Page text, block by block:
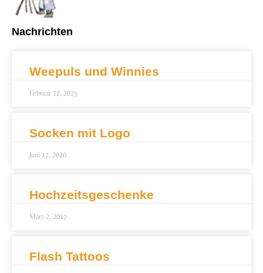
Nachrichten
Weepuls und Winnies
Februar 22, 2023
Socken mit Logo
Juni 17, 2020
Hochzeitsgeschenke
März 2, 2017
Flash Tattoos